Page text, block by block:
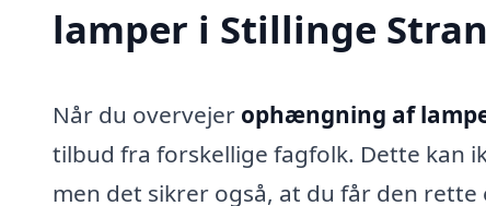
lamper i Stillinge
Når du overvejer ophængning af
tilbud fra forskellige fagfolk. Dette kan
men det sikrer også, at du får den